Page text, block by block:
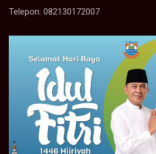
Telepon: 082130172007